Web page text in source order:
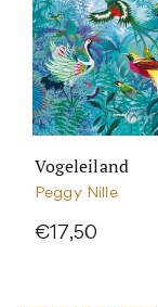
Vogeleiland
Peggy Nille
€17,50